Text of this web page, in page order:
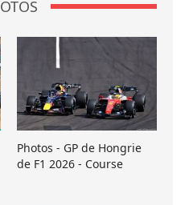
Photos - GP de Hongrie
de F1 2026 - Course